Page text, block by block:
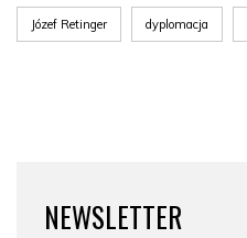
Józef Retinger dyplomacja
NEWSLETTER